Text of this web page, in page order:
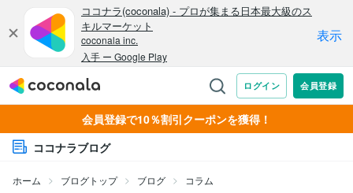
会員登録で10％割引クーポンを獲得！
ココナラブログ
ホーム ブログトップ ブログ コラム